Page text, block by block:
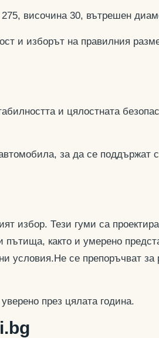
височина 30, вътрешен
и изборът на правилния
и цялостната
за да се поддържат
избор. Тези гуми са
както и умерено
условия.Не се препоръчват за
през цялата година.